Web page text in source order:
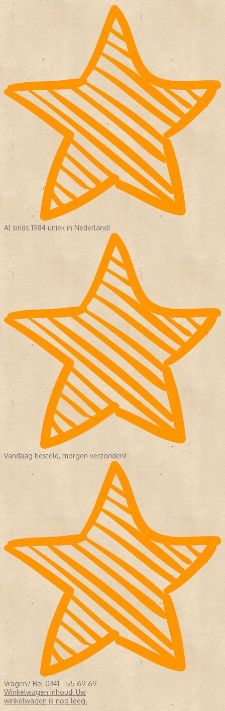
Al sinds 1984 uniek in Nederland!
Vandaag besteld, morgen verzonden!
Vragen? Bel 0341 - 55 69 69
Winkelwagen inhoud: Uw
winkelwagen is nog leeg.